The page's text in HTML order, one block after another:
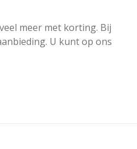
meer met korting. Bij
U kunt op ons